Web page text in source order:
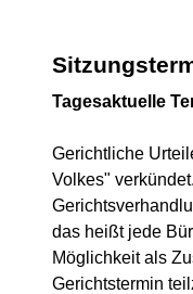
Tagesaktuelle
Gerichtliche
Volkes"
das heißt jede
Möglichkeit als
Gerichtstermin